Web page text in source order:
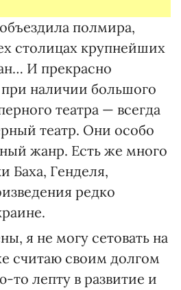
полмира,
столицах крупнейших
И прекрасно
наличии большого
театра — всегда
театр. Они особо
жанр. Есть же много
Баха, Генделя,
редко
я не могу сетовать на
считаю своим долгом
то лепту в развитие и